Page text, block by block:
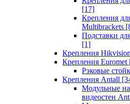
[17]
Крепления
Multibrackets
Подставки
[1]
Крепления Hikvision
Крепления Euromet
Рэковые
Крепления Antall
Модульные
видеостен